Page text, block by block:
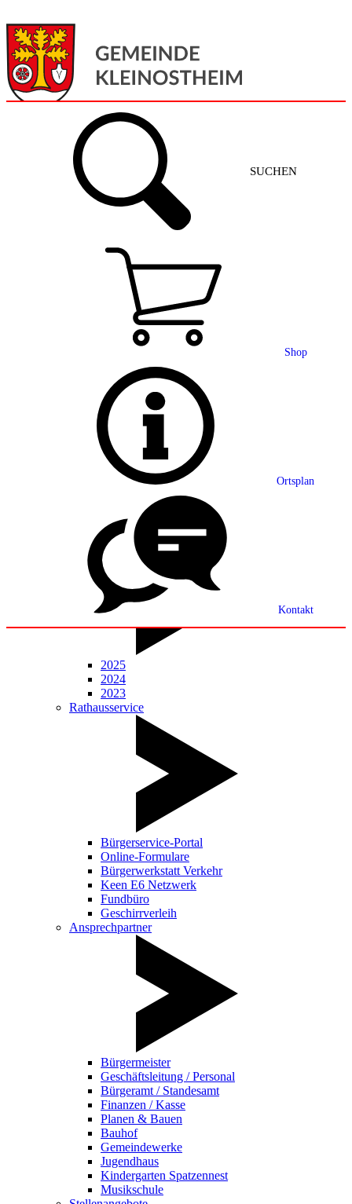
SUCHEN
Shop
Ortsplan
Kontakt
Gemeinde + Service
Grußwort
Ortsplan
Partnerschaft
Statistik
Mitteilungsblatt
2025
2024
2023
Rathausservice
Bürgerservice-Portal
Online-Formulare
Bürgerwerkstatt Verkehr
Keen E6 Netzwerk
Fundbüro
Geschirrverleih
Ansprechpartner
Bürgermeister
Geschäftsleitung / Personal
Bürgeramt / Standesamt
Finanzen / Kasse
Planen & Bauen
Bauhof
Gemeindewerke
Jugendhaus
Kindergarten Spatzennest
Musikschule